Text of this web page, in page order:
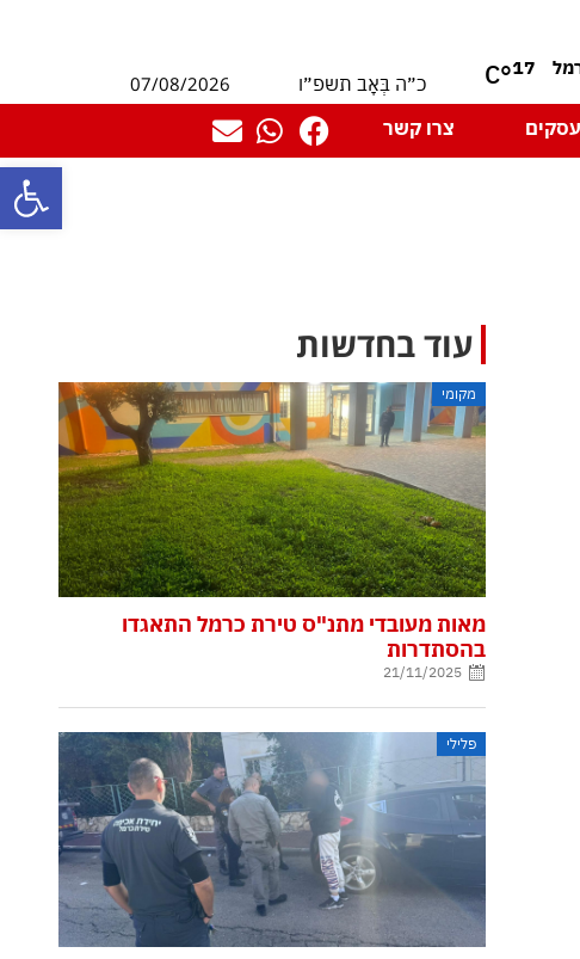
פתח
17
°C כ״ה בְּאָב תשפ״ו
07/08/2026
עסקים צרו קשר
עוד בחדשות
מקומי
מאות מעובדי מתנ"ס טירת כרמל התאגדו
בהסתדרות
21/11/2025
פלילי